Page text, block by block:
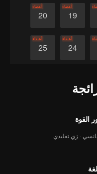
19
أعضاء
20
أعضاء
24
أعضاء
25
أعضاء
القوة
· زي تقليدي